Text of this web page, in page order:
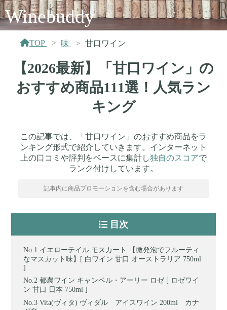
Winebuddy
TOP 味 甘口ワイン
【2026最新】「甘口ワイン」の
おすすめ商品111選！人気ラン
キング
この記事では、「甘口ワイン」のおすすめ商品をラ
ンキング形式で紹介していきます。インターネット
上の口コミや評判をベースに集計し独自のスコアで
ランク付けしています。
記事内に商品プロモーションを含む場合があります
目次
イエローテイル モスカート 【微発泡でフルーティ
なマスカット味】[ 白ワイン 甘口 オーストラリア 750ml
]
都農ワイン キャンベル・アーリー ロゼ [ ロゼワイ
ン 甘口 日本 750ml ]
Vita(ヴィタ) ヴィダル アイスワイン 200ml カナ